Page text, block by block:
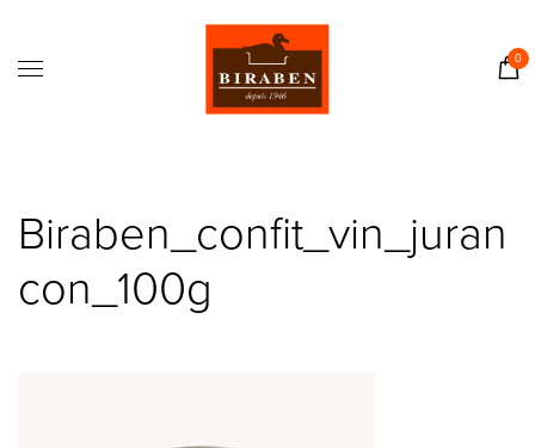
0
Contact
Biraben_confit_vin_juran
con_100g